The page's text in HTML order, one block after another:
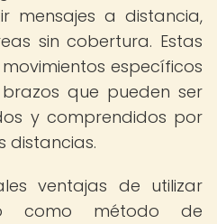
mensajes a distancia,
sin cobertura. Estas
específicos
que pueden ser
y comprendidos por
distancias.
ventajas de utilizar
como método de